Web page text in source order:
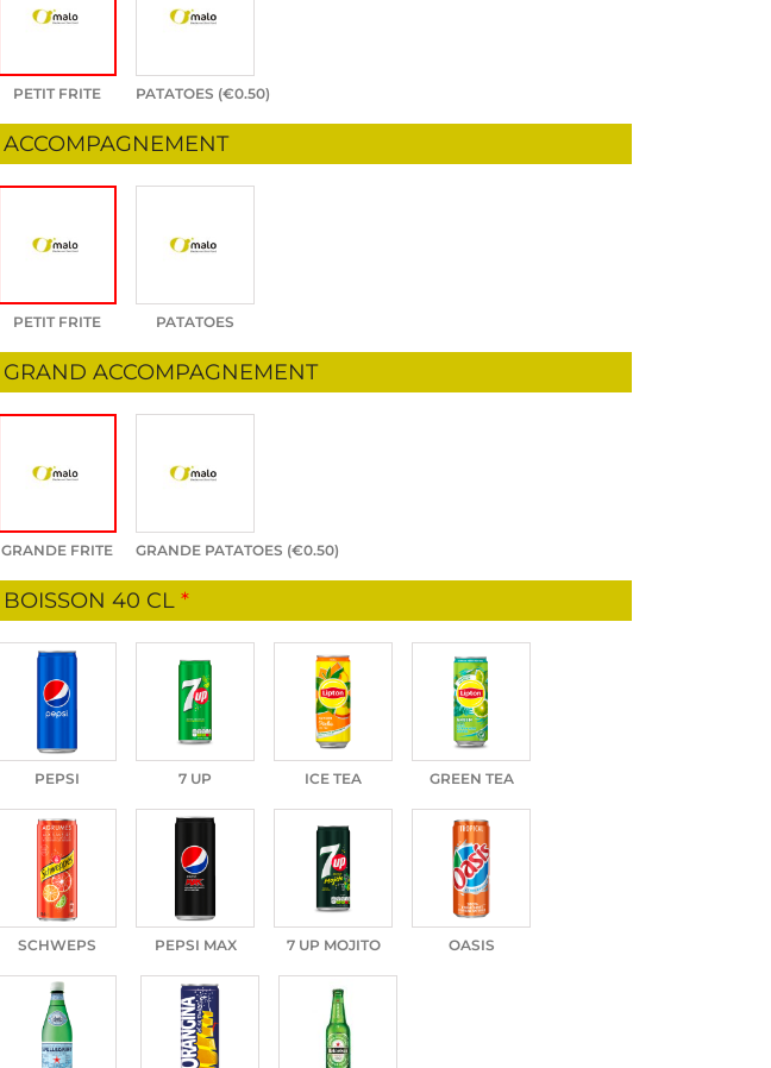
PETIT FRITE PATATOES (€0.50)
ACCOMPAGNEMENT
PETIT FRITE PATATOES
GRAND ACCOMPAGNEMENT
GRANDE FRITE GRANDE PATATOES (€0.50)
BOISSON 40 CL*
PEPSI 7 UP ICE TEA GREEN TEA
SCHWEPS PEPSI MAX 7 UP MOJITO OASIS